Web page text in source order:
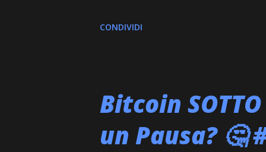
prezzo attuale indicato a
token si presenta come un
classifiche tradizionali delle
CONDIVIDI
Bitcoin
un Pausa? 🤔